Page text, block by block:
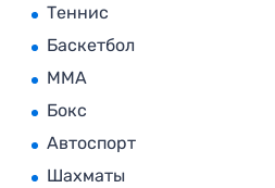
Теннис
Баскетбол
MMA
Бокс
Автоспорт
Шахматы